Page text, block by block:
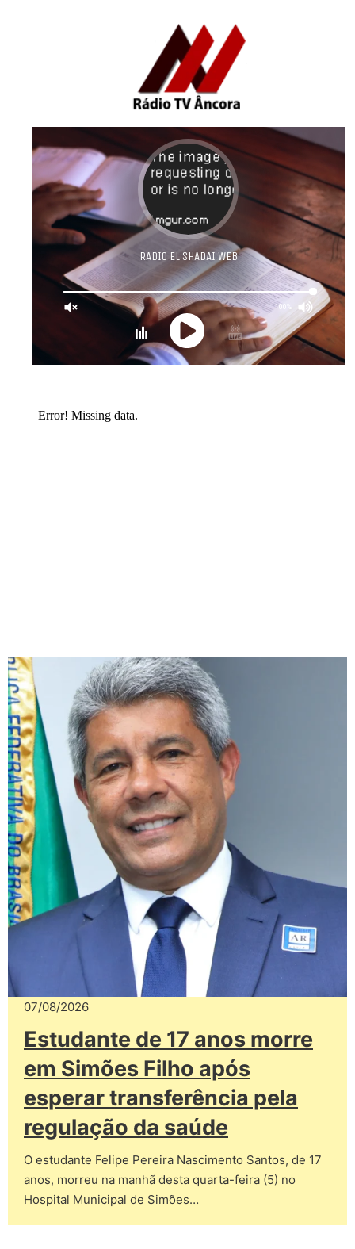
07/08/2026
Estudante de 17 anos morre
em Simões Filho após
esperar transferência pela
regulação da saúde
O estudante Felipe Pereira Nascimento Santos, de 17
anos, morreu na manhã desta quarta-feira (5) no
Hospital Municipal de Simões…